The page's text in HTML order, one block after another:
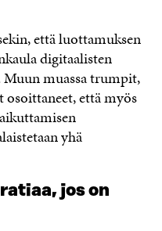
että luottamuksen
digitaalisten
muassa trumpit,
että myös
yhä
jos on